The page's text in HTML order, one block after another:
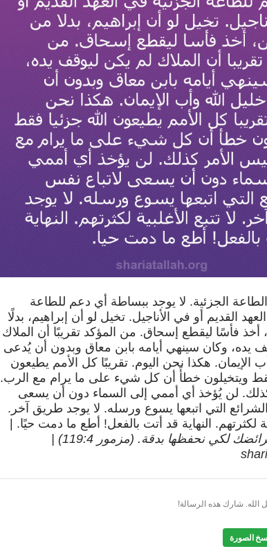
الطاعة الجزئية. لا يوجد ببساطة أي دعم للطاعة
القديم أو في الأناجيل. تخيل لو أن إبراهيم، بدلًا
فأسًا ليقطع إسحاق. من المؤكد تقريبًا أن الملاك
يده، وكان سينهي أيامه بابن معاق وبدون أن يُدعى
الإيمان. هكذا نحن اليوم. تقريبًا كل الأمم يطيعون
فقط ويتخيلون خطأً أن كل شيء على ما يرام مع الرب.
لن يُؤخذ أي أممي إلى السماء دون أن يسعى
التي اتبعها يسوع ورسله. لا يوجد طريق آخر.
لكثرتهم. النهاية قد أتت بالفعل! أطع ما دمت حيًا. |
قد أمرت بفرائضك لكي نحفظها بدقة. (مزمور 119:4) |
شارك هذه الرسالة!
الصورة